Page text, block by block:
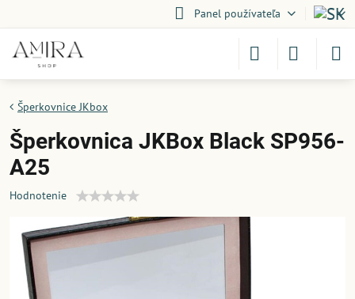
Panel používateľa
Šperkovnice JKbox
Šperkovnica JKBox Black SP956-
A25
Hodnotenie